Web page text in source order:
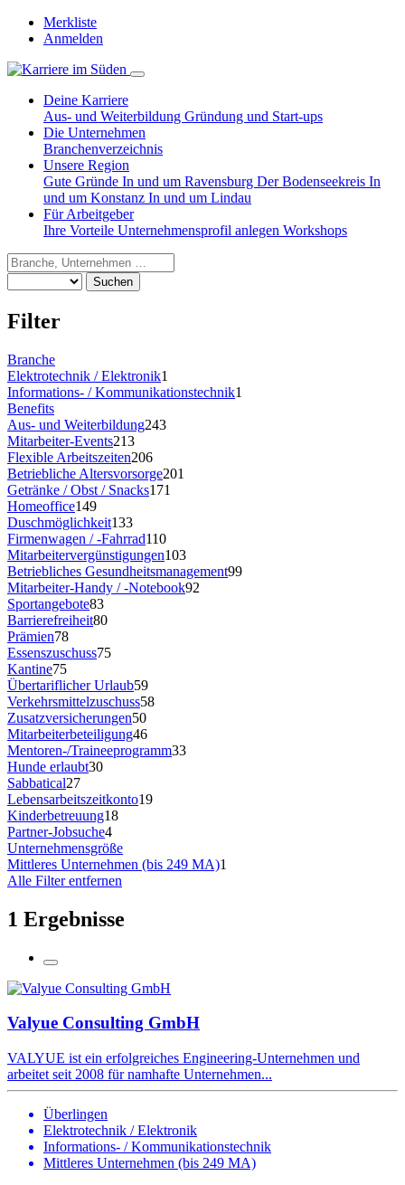
Merkliste
Anmelden
Deine Karriere
Aus- und Weiterbildung Gründung und Start-ups
Die Unternehmen
Branchenverzeichnis
Unsere Region
Gute Gründe In und um Ravensburg Der Bodenseekreis In
und um Konstanz In und um Lindau
Für Arbeitgeber
Ihre Vorteile Unternehmensprofil anlegen Workshops
Suchen
Filter
Branche
Elektrotechnik / Elektronik1
Informations- / Kommunikationstechnik1
Benefits
Aus- und Weiterbildung243
Mitarbeiter-Events213
Flexible Arbeitszeiten206
Betriebliche Altersvorsorge201
Getränke / Obst / Snacks171
Homeoffice149
Duschmöglichkeit133
Firmenwagen / -Fahrrad110
Mitarbeitervergünstigungen103
Betriebliches Gesundheitsmanagement99
Mitarbeiter-Handy / -Notebook92
Sportangebote83
Barrierefreiheit80
Prämien78
Essenszuschuss75
Kantine75
Übertariflicher Urlaub59
Verkehrsmittelzuschuss58
Zusatzversicherungen50
Mitarbeiterbeteiligung46
Mentoren-/Traineeprogramm33
Hunde erlaubt30
Sabbatical27
Lebensarbeitszeitkonto19
Kinderbetreuung18
Partner-Jobsuche4
Unternehmensgröße
Mittleres Unternehmen (bis 249 MA)1
Alle Filter entfernen
1 Ergebnisse
Valyue Consulting GmbH
VALYUE ist ein erfolgreiches Engineering-Unternehmen und
arbeitet seit 2008 für namhafte Unternehmen...
Überlingen
Elektrotechnik / Elektronik
Informations- / Kommunikationstechnik
Mittleres Unternehmen (bis 249 MA)